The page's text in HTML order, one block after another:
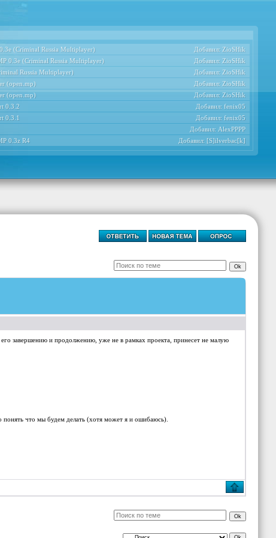
(Criminal Russia Multiplayer)
Добавил: ZioSHik
0.3e (Criminal Russia Multiplayer)
Добавил: ZioSHik
Russia Multiplayer)
Добавил: ZioSHik
(open.mp)
Добавил: ZioSHik
(open.mp)
Добавил: ZioSHik
0.3.2
Добавил: fenix05
0.3.1
Добавил: fenix05
Добавил: AlexPPPP
0.3z R4
Добавил: [S]ilverbac[k]
завершению и продолжению, уже не в рамках проекта, принесет не малую
понять что мы будем делать (хотя может я и ошибаюсь).